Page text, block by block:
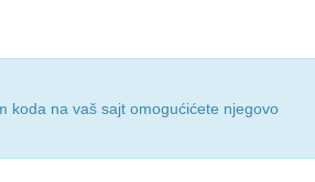
koda na vaš sajt omogućićete njegovo